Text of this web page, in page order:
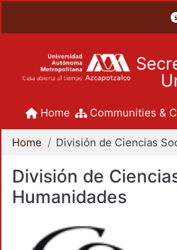
Home Communities &
Home
División de
Humanidades